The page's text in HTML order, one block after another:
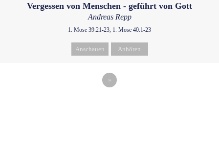
Vergessen von Menschen - geführt von Gott
Andreas Repp
1. Mose 39:21-23, 1. Mose 40:1-23
Anschauen Anhören
»